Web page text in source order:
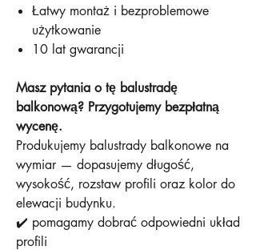
Łatwy montaż i bezproblemowe
użytkowanie
10 lat gwarancji
Masz pytania o tę balustradę
balkonową? Przygotujemy bezpłatną
wycenę.
Produkujemy balustrady balkonowe na
wymiar — dopasujemy długość,
wysokość, rozstaw profili oraz kolor do
elewacji budynku.
✔️ pomagamy dobrać odpowiedni układ
profili